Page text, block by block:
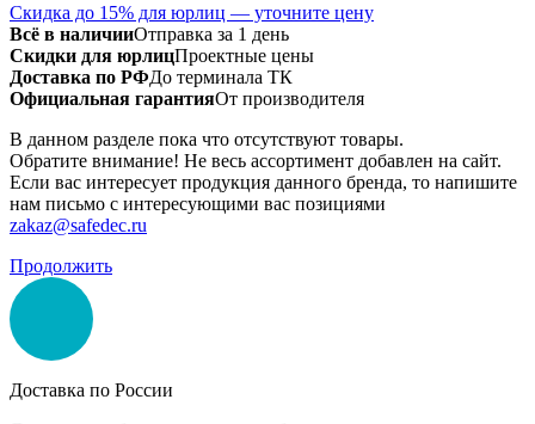
Скидка до 15% для юрлиц — уточните цену
Всё в наличииОтправка за 1 день
Скидки для юрлицПроектные цены
Доставка по РФДо терминала ТК
Официальная гарантияОт производителя
В данном разделе пока что отсутствуют товары.
Обратите внимание! Не весь ассортимент добавлен на сайт.
Если вас интересует продукция данного бренда, то напишите
нам письмо с интересующими вас позициями
zakaz@safedec.ru
Продолжить
Доставка по России